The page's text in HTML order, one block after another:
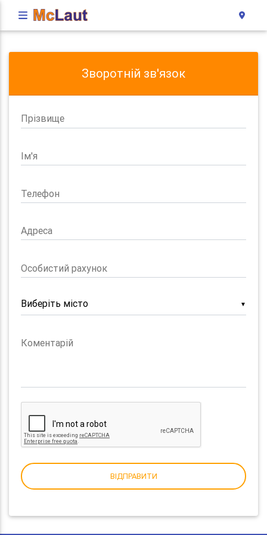
Зворотній зв'язок
Прізвище
Ім'я
Телефон
Адреса
Особистий рахунок
▼
Коментарій
ВІДПРАВИТИ